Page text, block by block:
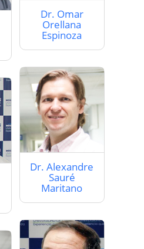
Dr. Omar
Orellana
Espinoza
Dr. Alexandre
Sauré
Maritano